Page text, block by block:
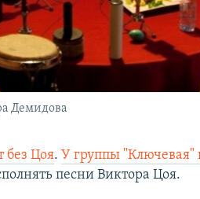
Демидова
без Цоя.У группы "Ключевая"
песни Виктора Цоя.